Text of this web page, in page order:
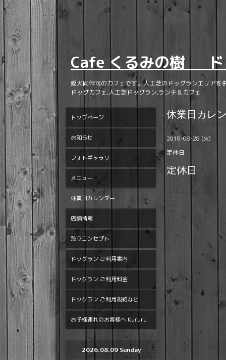
Cafe くるみの樹 ド
愛犬同伴可のカフェです。人工芝のドッグランエリア
ドッグカフェ,人工芝ドッグラン,ランチ＆カフェ
休業日カレ
2018-08-28 (火)
定休日
定休日
トップページ
お知らせ
フォトギャラリー
メニュー
休業日カレンダー
店舗情報
設立コンセプト
ドッグラン ご利用案内
ドッグラン ご利用料金
ドッグラン ご利用規約など
お子様連れのお客様へ Kururu
2026.08.09 Sunday